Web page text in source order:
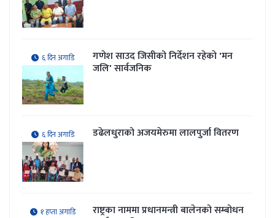
६ दिन अगाडि गणेश साउद जिसीको निर्देशन रहेकाे 'मन
जलि' सार्वजनिक
६ दिन अगाडि डढेलधुराको अजयमेरुमा लालपुर्जा वितरण
१ हप्ता अगाडि राष्ट्रका नाममा प्रधानमन्त्री बालेनको सम्बोधन